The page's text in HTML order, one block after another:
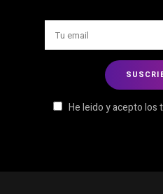
He leido y acepto los